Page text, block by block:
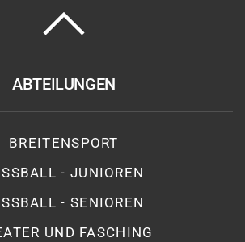
ABTEILUNGEN
BREITENSPORT
- JUNIOREN
- SENIOREN
UND FASCHING